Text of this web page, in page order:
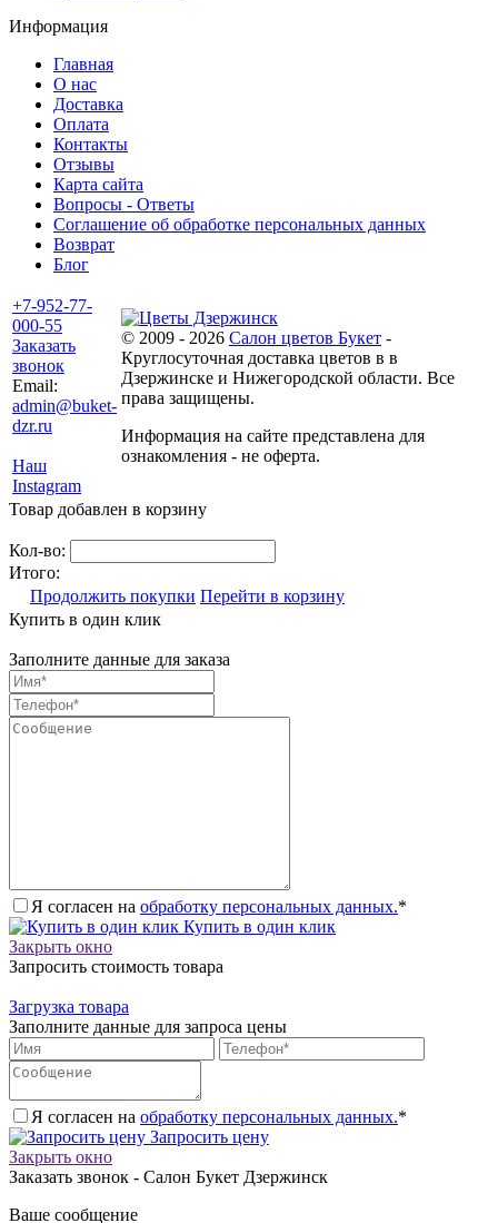
Информация
Главная
О нас
Доставка
Оплата
Контакты
Отзывы
Карта сайта
Вопросы - Ответы
Соглашение об обработке персональных данных
Возврат
Блог
+7-952-77-
000-55
Заказать
звонок
Email:
admin@buket-
dzr.ru
Наш
Instagram
© 2009 - 2026 Салон цветов Букет -
Круглосуточная доставка цветов в в
Дзержинске и Нижегородской области. Все
права защищены.
Информация на сайте представлена для
ознакомления - не оферта.
Товар добавлен в корзину
Кол-во:
Итого:
Продолжить покупки Перейти в корзину
Купить в один клик
Заполните данные для заказа
Я согласен на обработку персональных данных.*
Купить в один клик
Закрыть окно
Запросить стоимость товара
Загрузка товара
Заполните данные для запроса цены
Я согласен на обработку персональных данных.*
Запросить цену
Закрыть окно
Заказать звонок - Салон Букет Дзержинск
Ваше сообщение